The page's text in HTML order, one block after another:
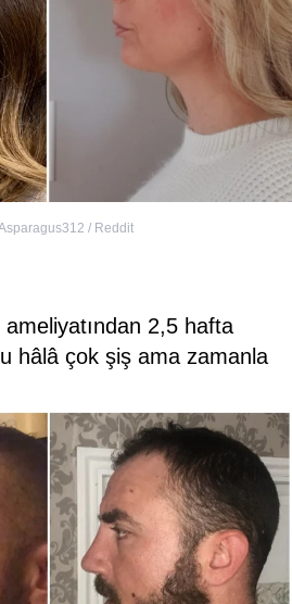
/ Reddit
2,5 hafta
hâlâ çok şiş ama zamanla